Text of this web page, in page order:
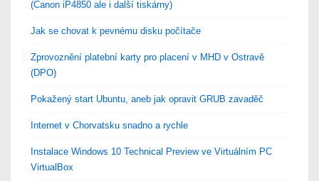
(Canon iP4850 ale i další tiskárny)
Jak se chovat k pevnému disku počítače
Zprovoznění platební karty pro placení v MHD v Ostravě
(DPO)
Pokažený start Ubuntu, aneb jak opravit GRUB zavaděč
Internet v Chorvatsku snadno a rychle
Instalace Windows 10 Technical Preview ve Virtuálním PC
VirtualBox